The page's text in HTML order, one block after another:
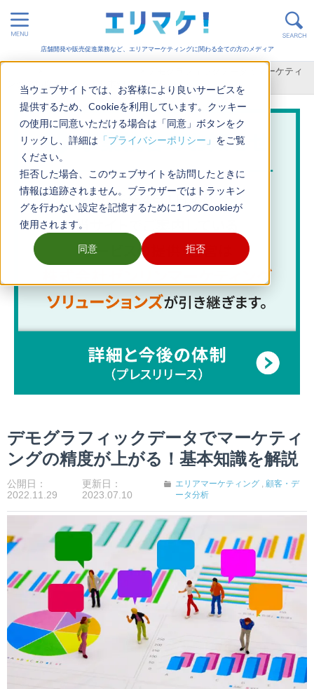
当ウェブサイトでは、お客様により良いサービスを
提供するため、Cookieを利用しています。クッキー
の使用に同意いただける場合は「同意」ボタンをク
リックし、詳細は 「プライバシーポリシー」 をご覧
ください。
拒否した場合、このウェブサイトを訪問したときに
情報は追跡されません。ブラウザーではトラッキン
グを行わない設定を記憶するために1つのCookieが
使用されます。
同意 拒否
店舗開発や販売促進業務など、エリアマーケティングに関わる全ての方のメディア
デモグラフィックデータでマーケティ
ングの精度が上がる！基本知識を解説
デモグラフィックデータでマーケティ
ングの精度が上がる！基本知識を解説
公開日：
2022.11.29
更新日：
2023.07.10
エリアマーケティング, 顧客・デ
ータ分析